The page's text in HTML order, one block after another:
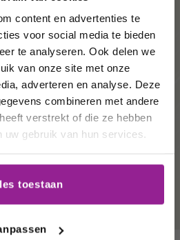
content en advertenties te
voor social media te bieden
te analyseren. Ook delen we
van onze site met onze
adverteren en analyse. Deze
combineren met andere
verstrekt of die ze hebben
uw gebruik van hun services.
toestaan
vorm van wijnbouw. Voorop
werkwijze hanteert die
mens en dier. Dus waar
biologisch. Het grote
is dat deze vorm van
is gecertificeerd omdat
voorhoudt om met
wijnbouwhoudt naast
ook rekening met de
u graag op de
onze acties,
en uw
wijnen!